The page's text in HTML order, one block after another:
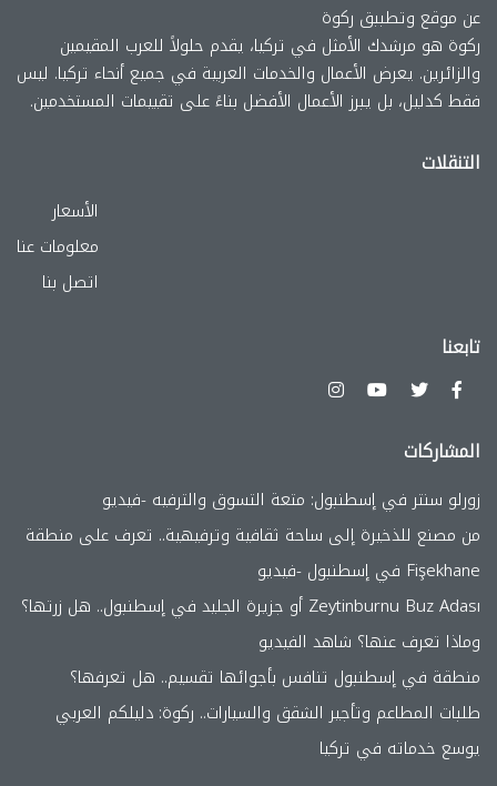
عن موقع وتطببق ركوة
ركوة هو مرشدك الأمثل في تركيا، يقدم حلولاً للعرب المقيمين
والزائرين. يعرض الأعمال والخدمات العربية في جميع أنحاء تركيا. ليس
فقط كدليل، بل يبرز الأعمال الأفضل بناءً على تقييمات المستخدمين.
التنقلات
الأسعار
معلومات عنا
اتصل بنا
تابعنا
المشاركات
زورلو سنتر في إسطنبول: متعة التسوق والترفيه -فيديو
من مصنع للذخيرة إلى ساحة ثقافية وترفيهية.. تعرف على منطقة
Fişekhane في إسطنبول -فيديو
Zeytinburnu Buz Adası أو جزيرة الجليد في إسطنبول.. هل زرتها؟
وماذا تعرف عنها؟ شاهد الفيديو
منطقة في إسطنبول تنافس بأجوائها تقسيم.. هل تعرفها؟
طلبات المطاعم وتأجير الشقق والسيارات.. ركوة: دليلكم العربي
يوسع خدماته في تركيا